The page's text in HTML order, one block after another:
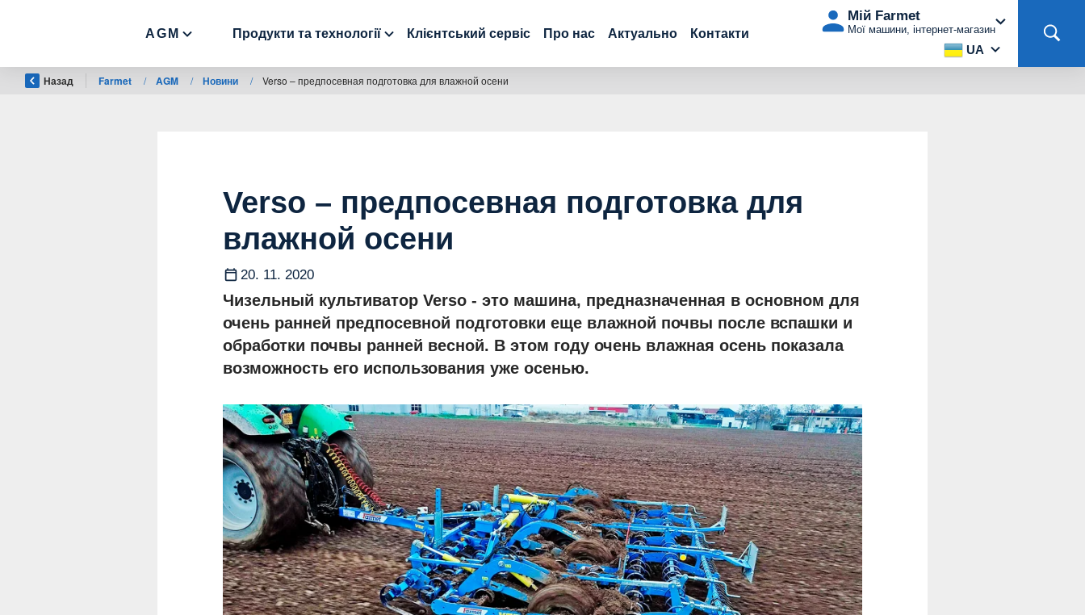
AGM Продукти та технології Клієнтський сервіс Про нас Актуально
Контакти
UA
Мій Farmet
Мої машини, інтернет-магазин
Назад Farmet / AGM / Новини / Verso – предпосевная подготовка для влажной осени
Verso – предпосевная подготовка для
влажной осени
20. 11. 2020
Чизельный культиватор Verso - это машина, предназначенная в основном для
очень ранней предпосевной подготовки еще влажной почвы после вспашки и
обработки почвы ранней весной. В этом году очень влажная осень показала
возможность его использования уже осенью.